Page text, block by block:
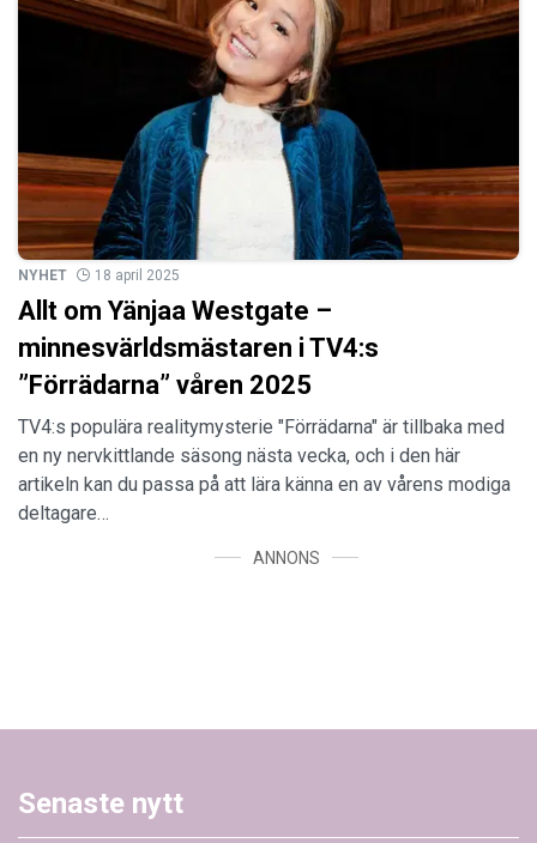
NYHET 18 april 2025
Allt om Yänjaa Westgate –
minnesvärldsmästaren i TV4:s
”Förrädarna” våren 2025
TV4:s populära realitymysterie "Förrädarna" är tillbaka med
en ny nervkittlande säsong nästa vecka, och i den här
artikeln kan du passa på att lära känna en av vårens modiga
deltagare…
ANNONS
Senaste nytt